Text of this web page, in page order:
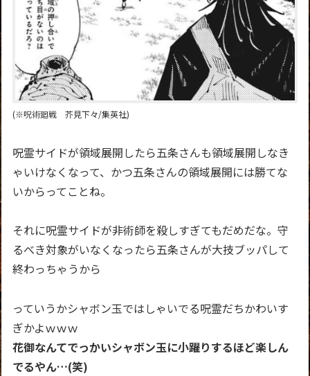
(※呪術廻戦 芥見下々/集英社)
呪霊サイドが領域展開したら五条さんも領域展開しなき
ゃいけなくなって、かつ五条さんの領域展開には勝てな
いからってことね。
それに呪霊サイドが非術師を殺しすぎてもだめだな。守
るべき対象がいなくなったら五条さんが大技ブッパして
終わっちゃうから
っていうかシャボン玉ではしゃいでる呪霊だちかわいす
ぎかよｗｗｗ
花御なんてでっかいシャボン玉に小躍りするほど楽しん
でるやん…(笑)